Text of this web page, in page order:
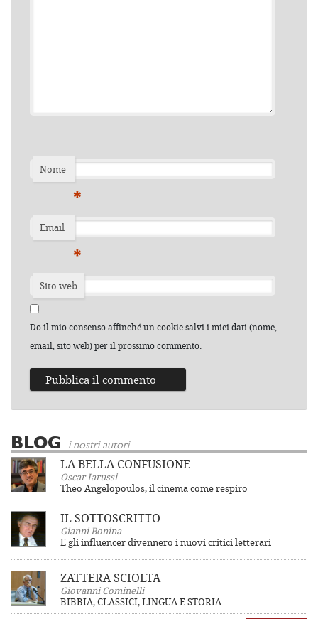
Nome
*
Email
*
Sito web
Do il mio consenso affinché un cookie salvi i miei dati (nome,
email, sito web) per il prossimo commento.
BLOG i nostri autori
LA BELLA CONFUSIONE
Oscar Iarussi
Theo Angelopoulos, il cinema come respiro
IL SOTTOSCRITTO
Gianni Bonina
E gli influencer divennero i nuovi critici letterari
ZATTERA SCIOLTA
Giovanni Cominelli
BIBBIA, CLASSICI, LINGUA E STORIA